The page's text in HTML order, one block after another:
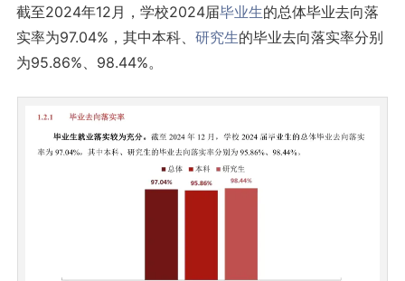
截至2024年12月，学校2024届毕业生的总体毕业去向落
实率为97.04%，其中本科、 研究生的毕业去向落实率分别
为95.86%、98.44%。